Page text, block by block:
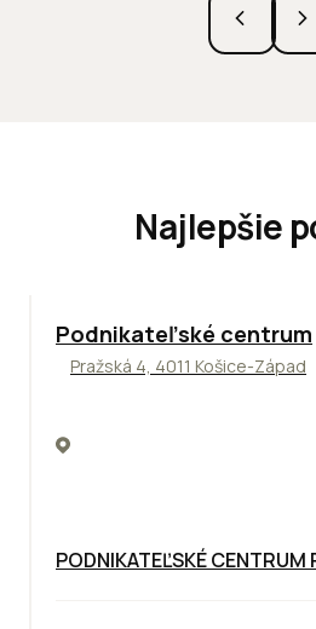
Najlepšie
ODPORÚČAME
Podnikateľské centrum
Pražská 4, 4011 Košice-Západ
PODNIKATEĽSKÉ CENTRUM